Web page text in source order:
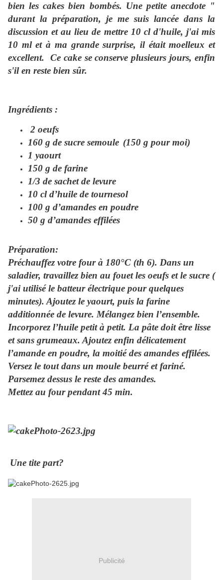
bien les cakes bien bombés. Une petite anecdote "
durant la préparation, je me suis lancée dans la
discussion et au lieu de mettre 10 cl d'huile, j'ai mis
10 ml et à ma grande surprise, il était moelleux et
excellent. Ce cake se conserve plusieurs jours, enfin
s'il en reste bien sûr.
Ingrédients :
2 oeufs
160 g de sucre semoule (150 g pour moi)
1 yaourt
150 g de farine
1/3 de sachet de levure
10 cl d’huile de tournesol
100 g d’amandes en poudre
50 g d’amandes effilées
Préparation:
Préchauffez votre four à 180°C (th 6). Dans un
saladier, travaillez bien au fouet les oeufs et le sucre (
j'ai utilisé le batteur électrique pour quelques
minutes). Ajoutez le yaourt, puis la farine
additionnée de levure. Mélangez bien l’ensemble.
Incorporez l’huile petit à petit. La pâte doit être lisse
et sans grumeaux. Ajoutez enfin délicatement
l’amande en poudre, la moitié des amandes effilées.
Versez le tout dans un moule beurré et fariné.
Parsemez dessus le reste des amandes.
Mettez au four pendant 45 min.
Une tite part?
Publicité